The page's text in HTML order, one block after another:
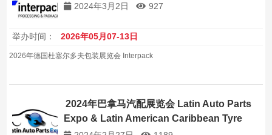
2024年3月2日 927
举办时间： 2026年05月07-13日
2026年德国杜塞尔多夫包装展览会 Interpack
2024年巴拿马汽配展览会 Latin Auto Parts
Expo & Latin American Caribbean Tyre